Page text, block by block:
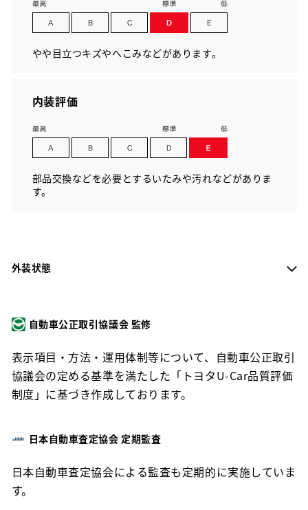
やや目立つキズやへこみなどがあります。
内装評価
部品交換などを必要とするいたみや汚れなどがありま
す。
外装状態
自動車公正取引協議会 監修
表示項目・方法・運用体制等について、自動車公正取引
協議会の定める基準を満たした「トヨタU-Car品質評価
制度」に基づき作成しております。
日本自動車査定協会 定期監査
日本自動車査定協会による監査も定期的に実施していま
す。